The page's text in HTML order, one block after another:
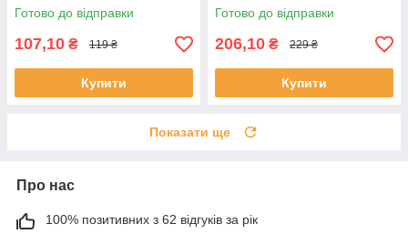
Готово до відправки
107,10 ₴ 119 ₴
Купити
Готово до відправки
206,10 ₴ 229 ₴
Купити
Показати ще
Про нас
100% позитивних з 62 відгуків за рік